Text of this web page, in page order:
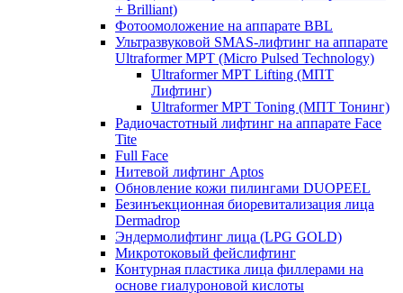
+ Brilliant)
Фотоомоложение на аппарате BBL
Ультразвуковой SMAS-лифтинг на аппарате
Ultraformer MPT (Micro Pulsed Technology)
Ultraformer MPT Lifting (МПТ
Лифтинг)
Ultraformer MPT Toning (МПТ Тонинг)
Радиочастотный лифтинг на аппарате Face
Tite
Full Face
Нитевой лифтинг Aptos
Обновление кожи пилингами DUOPEEL
Безинъекционная биоревитализация лица
Dermadrop
Эндермолифтинг лица (LPG GOLD)
Микротоковый фейслифтинг
Контурная пластика лица филлерами на
основе гиалуроновой кислоты